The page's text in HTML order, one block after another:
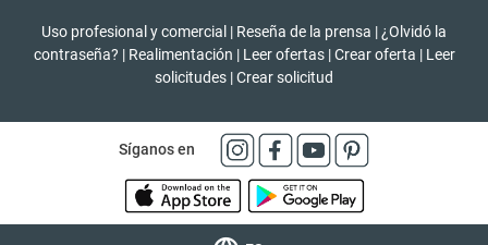
Uso profesional y comercial | Reseña de la prensa | ¿Olvidó la
contraseña? | Realimentación | Leer ofertas | Crear oferta | Leer
solicitudes |Crear solicitud
Síganos en